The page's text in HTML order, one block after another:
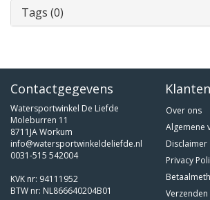
Tags (0)
Contactgegevens
Watersportwinkel De Liefde
Moleburren 11
8711JA Workum
info@watersportwinkeldeliefde.nl
0031-515 542004
KVK nr: 94111952
BTW nr: NL866640204B01
Over ons
Algemene
Disclaimer
Privacy